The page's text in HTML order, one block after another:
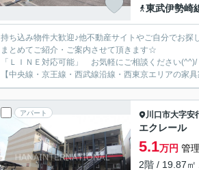
東武伊勢崎
持ち込み物件大歓迎♪他不動産サイトやご自分でお探
まとめてご紹介・ご案内させて頂きます☆
「ＬＩＮＥ対応可能」 お気軽にご相談ください(^^)/
【中央線・京王線・西武線沿線・西東京エリアの家
アパート 川口市大字安
エクレール
5.1万円 管
2階 / 19.87